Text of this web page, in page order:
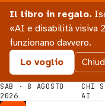
Il libro in regalo.
«AI e disabilità visiva
funzionano davvero.
Lo voglio
SAB · 8 AGOSTO
2026
CHI
AI